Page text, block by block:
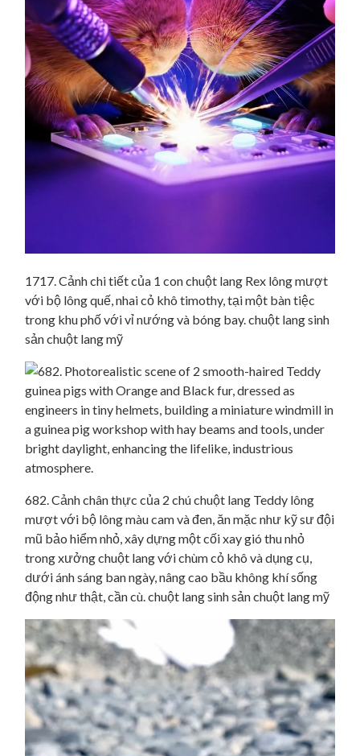
1717. Cảnh chi tiết của 1 con chuột lang Rex lông mượt
với bộ lông quế, nhai cỏ khô timothy, tại một bàn tiệc
trong khu phố với vỉ nướng và bóng bay. chuột lang sinh
sản chuột lang mỹ
682. Cảnh chân thực của 2 chú chuột lang Teddy lông
mượt với bộ lông màu cam và đen, ăn mặc như kỹ sư đội
mũ bảo hiểm nhỏ, xây dựng một cối xay gió thu nhỏ
trong xưởng chuột lang với chùm cỏ khô và dụng cụ,
dưới ánh sáng ban ngày, nâng cao bầu không khí sống
động như thật, cần cù. chuột lang sinh sản chuột lang mỹ